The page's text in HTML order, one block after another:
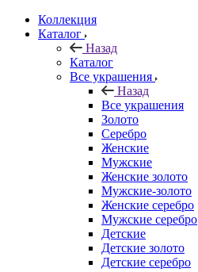
Коллекция
Каталог
Назад
Каталог
Все украшения
Назад
Все украшения
Золото
Серебро
Женские
Мужские
Женские золото
Мужские-золото
Женские серебро
Мужские серебро
Детские
Детские золото
Детские серебро